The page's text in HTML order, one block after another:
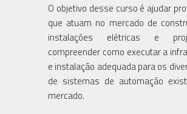
O objetivo desse curso é ajudar
que atuam no mercado de
instalações elétricas e
compreender como executar a
e instalação adequada para os
de sistemas de automação
mercado.